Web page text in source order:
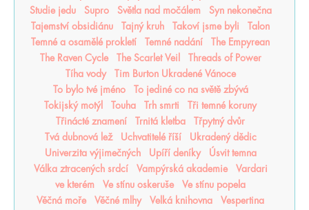
Studie jedu
Supro Světla nad močálem
Syn nekonečna
Tajemství obsidiánu
Tajný kruh Takoví jsme byli
Talon
Temné a osamělé prokletí
Temné nadání
The Empyrean
The Raven Cycle
The Scarlet Veil
Threads of Power
Tíha vody
Tim Burton Ukradené Vánoce
To bylo tvé jméno
To jediné co na světě zbývá
Tokijský motýl
Touha Trh smrti
Tři temné koruny
Třinácté znamení
Trnitá kletba
Třpytný dvůr
Tvá dubnová lež
Uchvatitelé říší
Ukradený dědic
Univerzita výjimečných
Upíří deníky
Úsvit temna
Válka ztracených srdcí
Vampýrská akademie
Vardari
ve kterém
Ve stínu oskeruše
Ve stínu popela
Věčná moře
Věčné mlhy Velká knihovna
Vespertina